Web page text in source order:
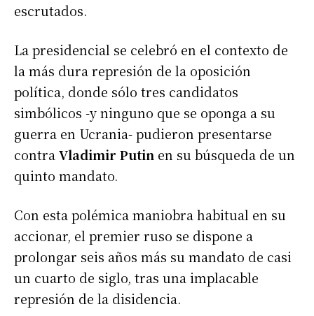
escrutados.
La presidencial se celebró en el contexto de
la más dura represión de la oposición
política, donde sólo tres candidatos
simbólicos -y ninguno que se oponga a su
guerra en Ucrania- pudieron presentarse
contra Vladimir Putin en su búsqueda de un
quinto mandato.
Con esta polémica maniobra habitual en su
accionar, el premier ruso se dispone a
prolongar seis años más su mandato de casi
un cuarto de siglo, tras una implacable
represión de la disidencia.